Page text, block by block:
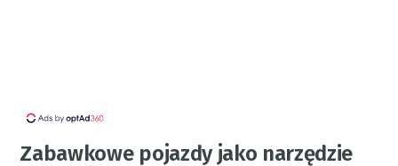
Zabawkowe pojazdy jako narzędzie